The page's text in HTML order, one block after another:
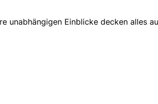
unabhängigen Einblicke decken alles